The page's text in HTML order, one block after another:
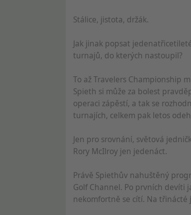
Stálice, jistota, držák.
Jak jinak popsat
turnajů, do kterých nastoupil?
To až Travelers Championship
Spieth si může za bolest
operaci zápěstí, a tak se
turnajích, celkem pak letos
Jen pro srovnání, světová
Rory McIlroy jen jedenáct.
Právě Spiethův nahuštěný
Golf Channel. Po prvních devíti
nekomfortně se cítí. Na třinácté